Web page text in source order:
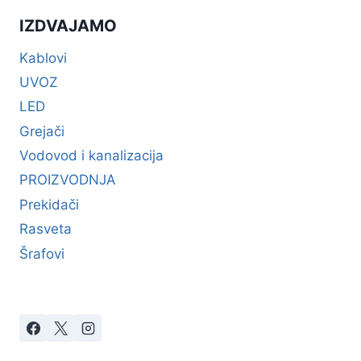
IZDVAJAMO
Kablovi
UVOZ
LED
Grejači
Vodovod i kanalizacija
PROIZVODNJA
Prekidači
Rasveta
Šrafovi